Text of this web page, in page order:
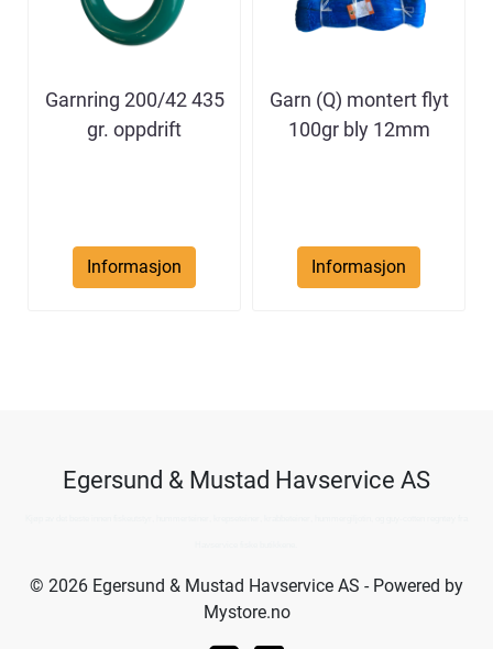
Garnring 200/42 435
gr. oppdrift
Informasjon
Garn (Q) montert flyt
100gr bly 12mm
Informasjon
Egersund & Mustad Havservice AS
© 2026 Egersund & Mustad Havservice AS - Powered by
Mystore.no